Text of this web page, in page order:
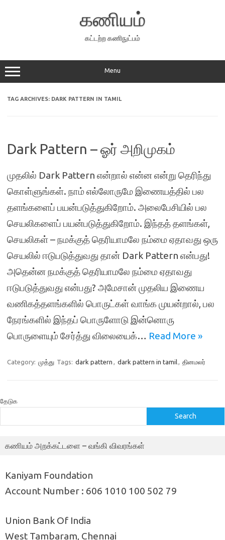
கணியம்
கட்டற்ற கணிநுட்பம்
Menu
TAG ARCHIVES: DARK PATTERN IN TAMIL
Dark Pattern – ஓர் அறிமுகம்
முதலில் Dark Pattern என்றால் என்ன என்று தெரிந்து
கொள்ளுங்கள். நாம் எல்லோருமே இணையத்தில் பல
தளங்களைப் பயன்படுத்துகிறோம். அலைபேசியில் பல
செயலிகளைப் பயன்படுத்துகிறோம். இந்தத் தளங்கள்,
செயலிகள் – நமக்குத் தெரியாமலே நம்மை ஏதாவது ஒரு
செயலில் ஈடுபடுத்துவது தான் Dark Pattern என்பது!
அதென்ன நமக்குத் தெரியாமலே நம்மை ஏதாவது
ஈடுபடுத்துவது என்பது? அமேசான் முதலிய இணைய
வணிகத்தளங்களில் பொருட்கள் வாங்க முயன்றால், பல
நேரங்களில் இந்தப் பொருளோடு இன்னொரு
பொருளையும் சேர்த்து விலையைக்… Read More »
Category: முத்து Tags: dark pattern , dark pattern in tamil, தினமலர்
தேடுக
Search
கணியம் அறக்கட்டளை – வங்கி விவரங்கள்
Kaniyam Foundation
Account Number : 606 1010 100 502 79
Union Bank Of India
West Tambaram, Chennai